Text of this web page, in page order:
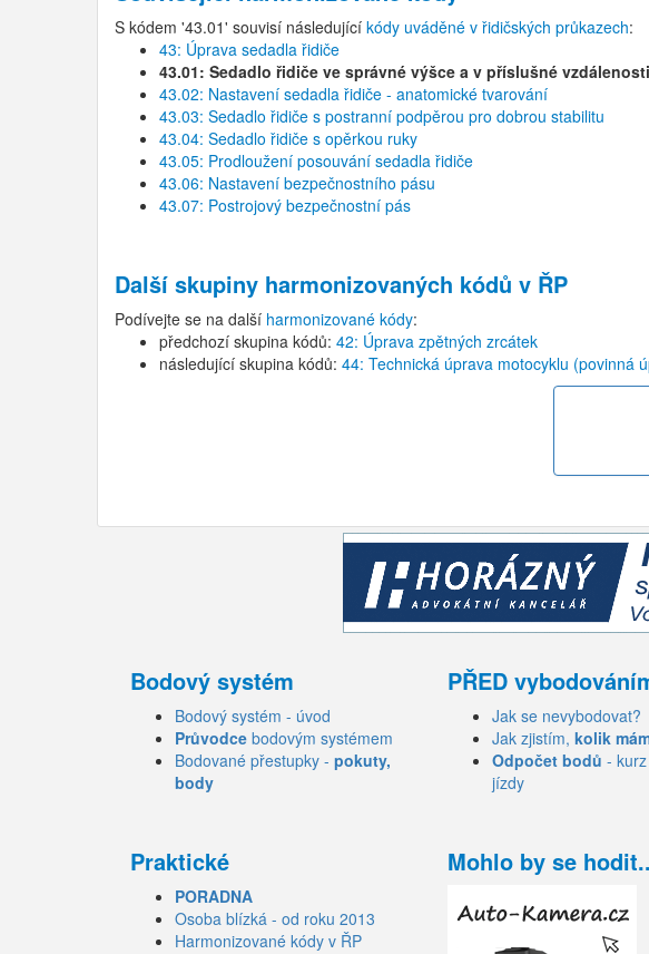
S kódem '43.01' souvisí následující kódy uváděné v řidičských průkazech:
43: Úprava sedadla řidiče
43.01: Sedadlo řidiče ve správné výšce a v příslušné
43.02: Nastavení sedadla řidiče - anatomické tvarování
43.03: Sedadlo řidiče s postranní podpěrou pro dobrou stabilitu
43.04: Sedadlo řidiče s opěrkou ruky
43.05: Prodloužení posouvání sedadla řidiče
43.06: Nastavení bezpečnostního pásu
43.07: Postrojový bezpečnostní pás
Další skupiny harmonizovaných kódů v ŘP
Podívejte se na další harmonizované kódy:
předchozí skupina kódů: 42: Úprava zpětných zrcátek
následující skupina kódů: 44: Technická úprava motocyklu (povinná
Bodový systém
Bodový systém - úvod
Průvodce bodovým systémem
Bodované přestupky - pokuty,
body
PŘED
Jak se nevybodovat?
Jak zjistím, kolik
Odpočet bodů -
jízdy
Praktické
PORADNA
Osoba blízká - od roku 2013
Harmonizované kódy v ŘP
Mohlo by se